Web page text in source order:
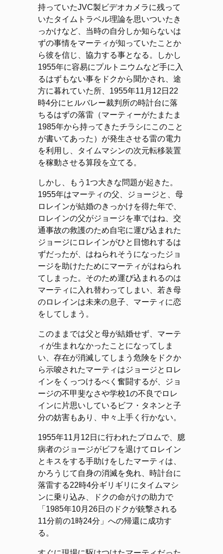
持っていたJVC製ビデオカメラに残って
いたタイムトラベル理論を思いついたき
っかけなど、当時の自分しか知らないは
ずの事情をマーティが知っていたことか
ら彼を信じ、協力する事となる。しかし
1955年に容易にプルトニウムなど手に入
るはずもない事をドクから聞かされ、途
方に暮れていた所、1955年11月12日22
時4分にヒルバレー裁判所の時計台に落
ちるはずの落雷（マーティーがたまたま
1985年から持ってきたチラシにこのこと
が書いてあった）が発生させる雷の電力
を利用し、タイムマシンの次元転移装置
を稼動させる算段を立てる。
しかし、もう1つ大きな問題が起きた。
1955年はマーティの父、ジョージと、母
ロレインが結婚のきっかけを得た年で、
ロレインの父がジョージを車ではね、交
通事故の救護のため自宅に運び込まれた
ジョージにロレインがひと目惚れするは
ずだったが、はねられそうになったジョ
ージを助けたためにマーティがはねられ
てしまった。そのため運び込まれるのは
マーティに入れ替わってしまい、若き母
のロレインは未来の息子、マーティに恋
をしてしまう。
このままでは父と母が結婚せず、マーテ
ィが生まれなかったことになってしま
い、存在が消滅してしまう危険をドクか
ら示唆されたマーティはジョージとロレ
インをくっつけるべく奮闘するが、ジョ
ージの不甲斐なさや学校1の不良でロレ
インに片思いしているビフ・タネンと子
分の妨害もあり、中々上手く行かない。
1955年11月12日に行われたプロムで、臆
病者のジョージがビフを退けてロレイン
とキスをする手助けをしたマーティは、
かろうじて自身の消滅を免れ、時計台に
落雷する22時4分ギリギリにタイムマシ
ンに乗り込み、ドクの命がけの助力で
「1985年10月26日のドクが銃撃される
11分前の1時24分」への帰還に成功す
る。